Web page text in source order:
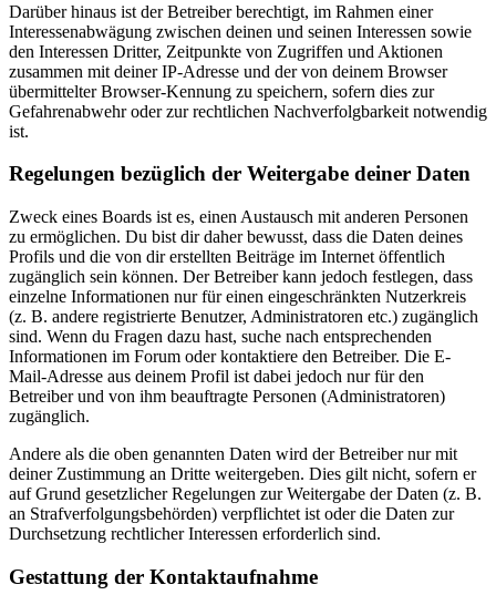
Darüber hinaus ist der Betreiber berechtigt, im Rahmen einer
Interessenabwägung zwischen deinen und seinen Interessen sowie
den Interessen Dritter, Zeitpunkte von Zugriffen und Aktionen
zusammen mit deiner IP-Adresse und der von deinem Browser
übermittelter Browser-Kennung zu speichern, sofern dies zur
Gefahrenabwehr oder zur rechtlichen Nachverfolgbarkeit notwendig
ist.
Regelungen bezüglich der Weitergabe deiner Daten
Zweck eines Boards ist es, einen Austausch mit anderen Personen
zu ermöglichen. Du bist dir daher bewusst, dass die Daten deines
Profils und die von dir erstellten Beiträge im Internet öffentlich
zugänglich sein können. Der Betreiber kann jedoch festlegen, dass
einzelne Informationen nur für einen eingeschränkten Nutzerkreis
(z. B. andere registrierte Benutzer, Administratoren etc.) zugänglich
sind. Wenn du Fragen dazu hast, suche nach entsprechenden
Informationen im Forum oder kontaktiere den Betreiber. Die E-
Mail-Adresse aus deinem Profil ist dabei jedoch nur für den
Betreiber und von ihm beauftragte Personen (Administratoren)
zugänglich.
Andere als die oben genannten Daten wird der Betreiber nur mit
deiner Zustimmung an Dritte weitergeben. Dies gilt nicht, sofern er
auf Grund gesetzlicher Regelungen zur Weitergabe der Daten (z. B.
an Strafverfolgungsbehörden) verpflichtet ist oder die Daten zur
Durchsetzung rechtlicher Interessen erforderlich sind.
Gestattung der Kontaktaufnahme